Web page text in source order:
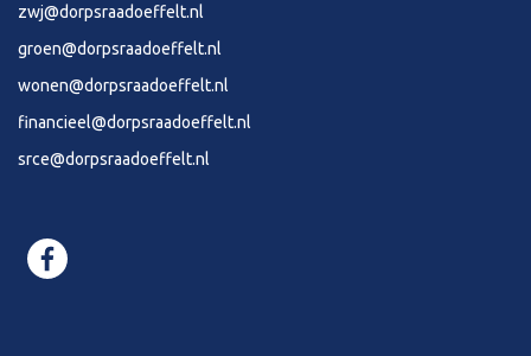
zwj@dorpsraadoeffelt.nl
groen@dorpsraadoeffelt.nl
wonen@dorpsraadoeffelt.nl
financieel@dorpsraadoeffelt.nl
srce@dorpsraadoeffelt.nl